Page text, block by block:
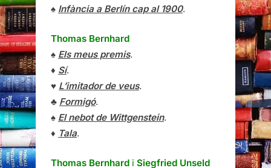
♠ Infància a Berlín cap al 1900.
Thomas Bernhard
♠ Els meus premis.
♦ Sí.
♥ L’imitador de veus.
♣ Formigó.
♠ El nebot de Wittgenstein.
♦ Tala.
Thomas Bernhard i Siegfried Unseld